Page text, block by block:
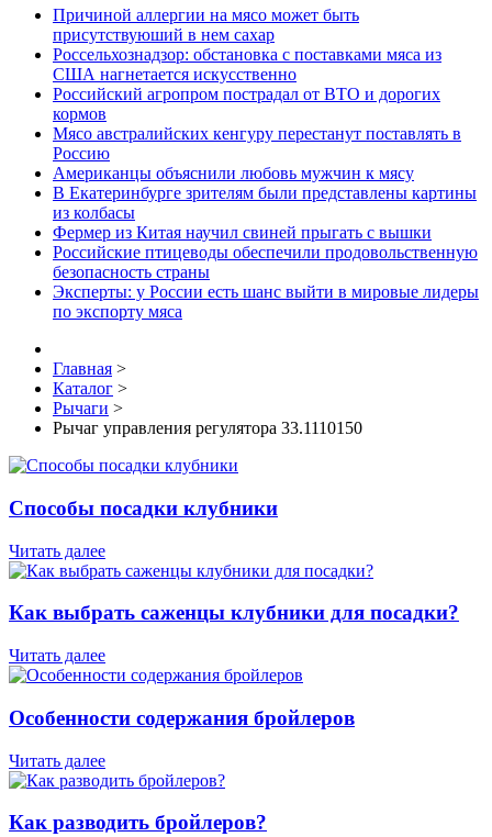
Причиной аллергии на мясо может быть
присутствуюший в нем сахар
Россельхознадзор: обстановка с поставками мяса из
США нагнетается искусственно
Российский агропром пострадал от ВТО и дорогих
кормов
Мясо австралийских кенгуру перестанут поставлять в
Россию
Американцы объяснили любовь мужчин к мясу
В Екатеринбурге зрителям были представлены картины
из колбасы
Фермер из Китая научил свиней прыгать с вышки
Российские птицеводы обеспечили продовольственную
безопасность страны
Эксперты: у России есть шанс выйти в мировые лидеры
по экспорту мяса
Главная >
Каталог >
Рычаги >
Рычаг управления регулятора 33.1110150
Способы посадки клубники
Читать далее
Как выбрать саженцы клубники для посадки?
Читать далее
Особенности содержания бройлеров
Читать далее
Как разводить бройлеров?